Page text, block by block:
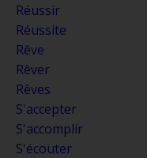
Réussir
Réussite
Rêve
Rêver
Rêves
S'accepter
S'accomplir
S'écouter